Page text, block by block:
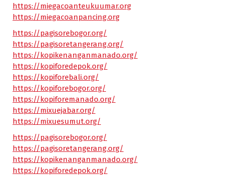
https://miegacoanteukuumar.org
https://miegacoanpancing.org
https://pagisorebogor.org/
https://pagisoretangerang.org/
https://kopikenanganmanado.org/
https://kopiforedepok.org/
https://kopiforebali.org/
https://kopiforebogor.org/
https://kopiforemanado.org/
https://mixuejabar.org/
https://mixuesumut.org/
https://pagisorebogor.org/
https://pagisoretangerang.org/
https://kopikenanganmanado.org/
https://kopiforedepok.org/